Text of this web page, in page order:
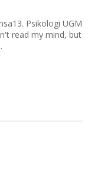
Psikologi UGM
read my mind, but